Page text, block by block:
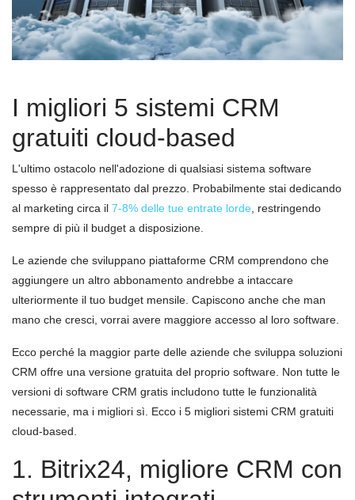
I migliori 5 sistemi CRM
gratuiti cloud-based
L'ultimo ostacolo nell'adozione di qualsiasi sistema software
spesso è rappresentato dal prezzo. Probabilmente stai dedicando
al marketing circa il 7-8% delle tue entrate lorde , restringendo
sempre di più il budget a disposizione.
Le aziende che sviluppano piattaforme CRM comprendono che
aggiungere un altro abbonamento andrebbe a intaccare
ulteriormente il tuo budget mensile. Capiscono anche che man
mano che cresci, vorrai avere maggiore accesso al loro software.
Ecco perché la maggior parte delle aziende che sviluppa soluzioni
CRM offre una versione gratuita del proprio software. Non tutte le
versioni di software CRM gratis includono tutte le funzionalità
necessarie, ma i migliori sì. Ecco i 5 migliori sistemi CRM gratuiti
cloud-based.
1. Bitrix24, migliore CRM con